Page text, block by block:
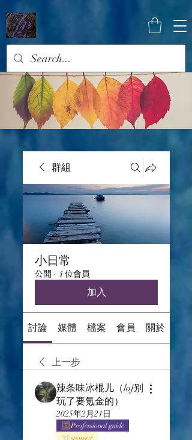
群組
小日常
公開 · 4 位會員
加入
討論 媒體 檔案 會員 關於
上一步
辣条味冰棍儿（lof别
玩了要氪金的）
2025年2月21日
Professional guide
sponsor